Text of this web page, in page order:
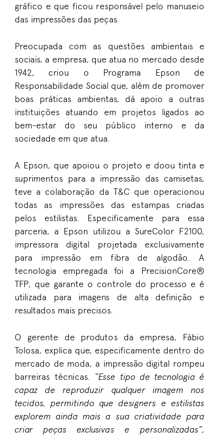
gráfico e que ficou responsável pelo manuseio
das impressões das peças.
Preocupada com as questões ambientais e
sociais, a empresa, que atua no mercado desde
1942, criou o Programa Epson de
Responsabilidade Social que, além de promover
boas práticas ambientas, dá apoio a outras
instituições atuando em projetos ligados ao
bem-estar do seu público interno e da
sociedade em que atua.
A Epson, que apoiou o projeto e doou tinta e
suprimentos para a impressão das camisetas,
teve a colaboração da T&C que operacionou
todas as impressões das estampas criadas
pelos estilistas. Especificamente para essa
parceria, a Epson utilizou a SureColor F2100,
impressora digital projetada exclusivamente
para impressão em fibra de algodão. A
tecnologia empregada foi a PrecisionCore®
TFP, que garante o controle do processo e é
utilizada para imagens de alta definição e
resultados mais precisos
O gerente de produtos da empresa, Fábio
Tolosa, explica que, especificamente dentro do
mercado de moda, a impressão digital rompeu
barreiras técnicas. “Esse tipo de tecnologia é
capaz de reproduzir qualquer imagem nos
tecidos, permitindo que designers e estilistas
explorem ainda mais a sua criatividade para
criar peças exclusivas e personalizadas”,